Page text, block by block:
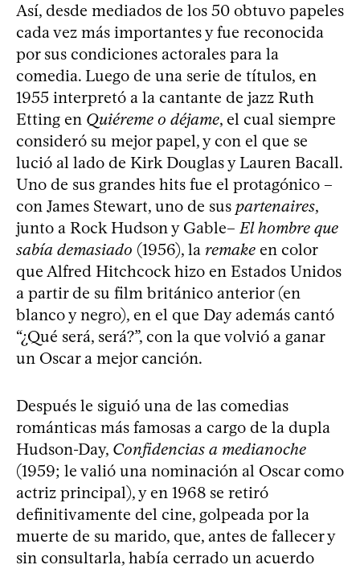
Así, desde mediados de los 50 obtuvo papeles
cada vez más importantes y fue reconocida
por sus condiciones actorales para la
comedia. Luego de una serie de títulos, en
1955 interpretó a la cantante de jazz Ruth
Etting en Quiéreme o déjame, el cual siempre
consideró su mejor papel, y con el que se
lució al lado de Kirk Douglas y Lauren Bacall.
Uno de sus grandes hits fue el protagónico –
con James Stewart, uno de sus partenaires,
junto a Rock Hudson y Gable–El hombre que
sabía demasiado (1956), la remake en color
que Alfred Hitchcock hizo en Estados Unidos
a partir de su film británico anterior (en
blanco y negro), en el que Day además cantó
“¿Qué será, será?”, con la que volvió a ganar
un Oscar a mejor canción.
Después le siguió una de las comedias
románticas más famosas a cargo de la dupla
Hudson-Day, Confidencias a medianoche
(1959; le valió una nominación al Oscar como
actriz principal), y en 1968 se retiró
definitivamente del cine, golpeada por la
muerte de su marido, que, antes de fallecer y
sin consultarla, había cerrado un acuerdo